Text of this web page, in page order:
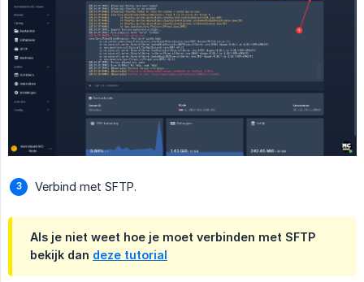
Verbind met SFTP.
Als je niet weet hoe je moet verbinden met SFTP
bekijk dan deze tutorial